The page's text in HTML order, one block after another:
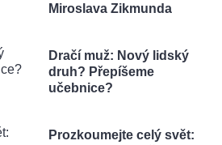
Miroslava Zikmunda
Dračí muž: Nový lidský
druh? Přepíšeme
učebnice?
Prozkoumejte celý svět: